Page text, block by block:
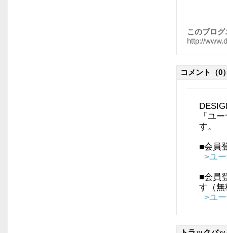
このブロ
http://
コメント （0
「ユ
す。
■会員
>ユ
■会員
す（
>ユ